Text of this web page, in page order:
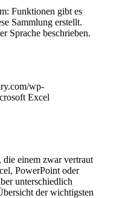
Funktionen gibt es
Sammlung erstellt.
Sprache beschrieben.
wp-
Excel
einem zwar vertraut
PowerPoint oder
unterschiedlich
der wichtigsten